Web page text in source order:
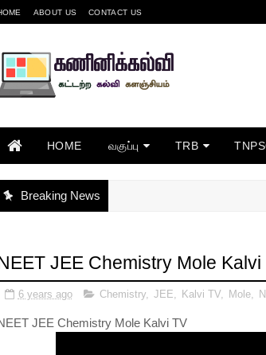
ABOUT US CONTACT US
HOME வகுப்பு TRB
Breaking News
JEE Chemistry Mole Kalvi
6 years ago Chemistry, JEE, Kalvi TV, Mole,
JEE Chemistry Mole Kalvi TV